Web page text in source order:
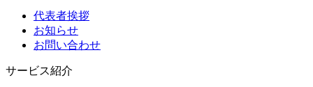
代表者挨拶
お知らせ
お問い合わせ
サービス紹介